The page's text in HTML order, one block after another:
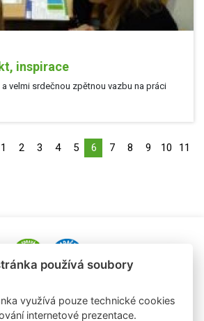
inspirace
velmi srdečnou zpětnou vazbu na práci
1 2 3 4 5 6 7 8 9 10 11
alena.paldusova@albert.cz
tel.: +420 720 936 177
používá soubory
využívá pouze technické cookies
internetové prezentace.